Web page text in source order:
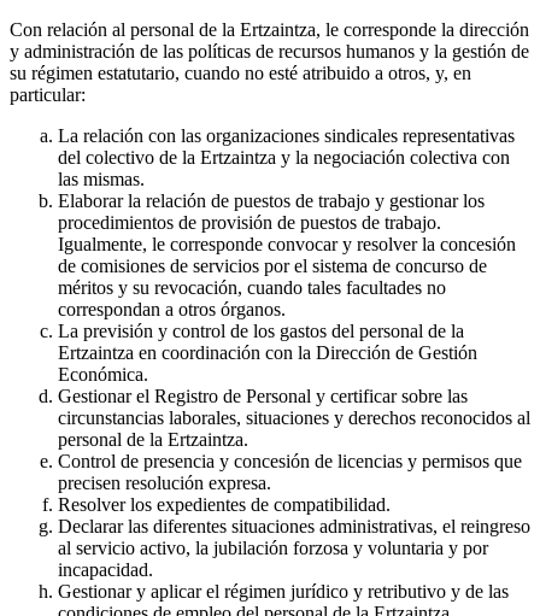
Con relación al personal de la Ertzaintza, le corresponde la dirección
y administración de las políticas de recursos humanos y la gestión de
su régimen estatutario, cuando no esté atribuido a otros, y, en
particular:
La relación con las organizaciones sindicales representativas
del colectivo de la Ertzaintza y la negociación colectiva con
las mismas.
Elaborar la relación de puestos de trabajo y gestionar los
procedimientos de provisión de puestos de trabajo.
Igualmente, le corresponde convocar y resolver la concesión
de comisiones de servicios por el sistema de concurso de
méritos y su revocación, cuando tales facultades no
correspondan a otros órganos.
La previsión y control de los gastos del personal de la
Ertzaintza en coordinación con la Dirección de Gestión
Económica.
Gestionar el Registro de Personal y certificar sobre las
circunstancias laborales, situaciones y derechos reconocidos al
personal de la Ertzaintza.
Control de presencia y concesión de licencias y permisos que
precisen resolución expresa.
Resolver los expedientes de compatibilidad.
Declarar las diferentes situaciones administrativas, el reingreso
al servicio activo, la jubilación forzosa y voluntaria y por
incapacidad.
Gestionar y aplicar el régimen jurídico y retributivo y de las